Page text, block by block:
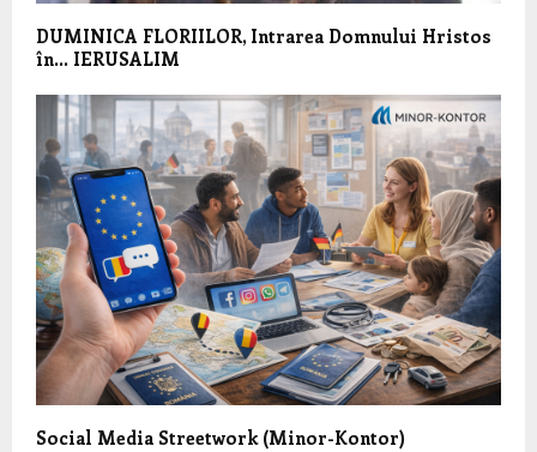
DUMINICA FLORIILOR, Intrarea Domnului Hristos
în… IERUSALIM
Social Media Streetwork (Minor-Kontor)